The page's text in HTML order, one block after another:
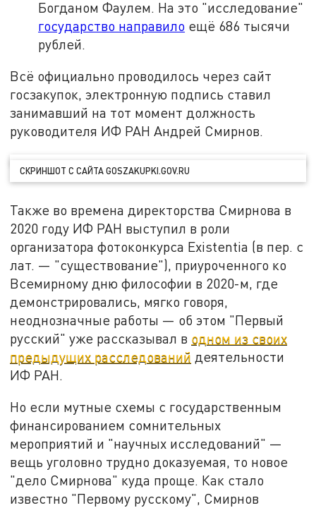
Богданом Фаулем. На это "исследование"
государство направило ещё 686 тысячи
рублей.
Всё официально проводилось через сайт
госзакупок, электронную подпись ставил
занимавший на тот момент должность
руководителя ИФ РАН Андрей Смирнов.
СКРИНШОТ С САЙТА GOSZAKUPKI.GOV.RU
Также во времена директорства Смирнова в
2020 году ИФ РАН выступил в роли
организатора фотоконкурса Existentia (в пер. с
лат. — "существование"), приуроченного ко
Всемирному дню философии в 2020-м, где
демонстрировались, мягко говоря,
неоднозначные работы — об этом "Первый
русский" уже рассказывал в одном из своих
предыдущих расследований деятельности
ИФ РАН.
Но если мутные схемы с государственным
финансированием сомнительных
мероприятий и "научных исследований" —
вещь уголовно трудно доказуемая, то новое
"дело Смирнова" куда проще. Как стало
известно "Первому русскому", Смирнов